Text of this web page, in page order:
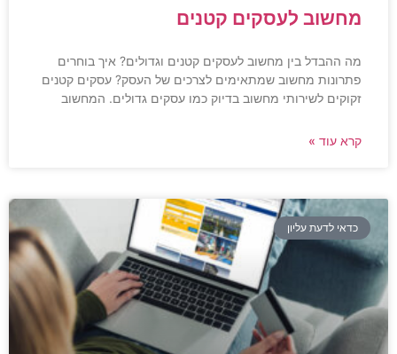
מחשוב לעסקים קטנים
מה ההבדל בין מחשוב לעסקים קטנים וגדולים? איך בוחרים
פתרונות מחשוב שמתאימים לצרכים של העסק? עסקים קטנים
זקוקים לשירותי מחשוב בדיוק כמו עסקים גדולים. המחשוב
קרא עוד »
כדאי לדעת עליון